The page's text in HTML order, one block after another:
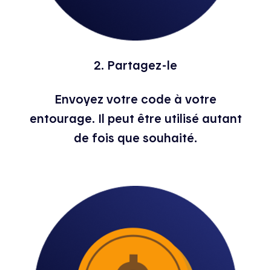
2. Partagez-le
Envoyez votre code à votre
entourage. Il peut être utilisé autant
de fois que souhaité.